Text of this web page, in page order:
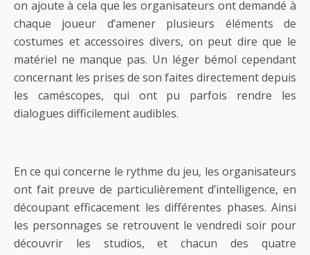
on ajoute à cela que les organisateurs ont demandé à
chaque joueur d’amener plusieurs éléments de
costumes et accessoires divers, on peut dire que le
matériel ne manque pas. Un léger bémol cependant
concernant les prises de son faites directement depuis
les caméscopes, qui ont pu parfois rendre les
dialogues difficilement audibles.
En ce qui concerne le rythme du jeu, les organisateurs
ont fait preuve de particulièrement d’intelligence, en
découpant efficacement les différentes phases. Ainsi
les personnages se retrouvent le vendredi soir pour
découvrir les studios, et chacun des quatre